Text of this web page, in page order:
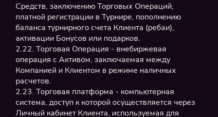
Средств, заключению Торговых Операций,
платной регистрации в Турнире, пополнению
баланса турнирного счета Клиента (ребаи),
активации Бонусов или подарков.
2.22. Торговая Операция - внебиржевая
операция с Активом, заключаемая между
Компанией и Клиентом в режиме наличных
расчетов.
2.23. Торговая платформа - компьютерная
система, доступ к которой осуществляется через
Личный кабинет Клиента, используемая для